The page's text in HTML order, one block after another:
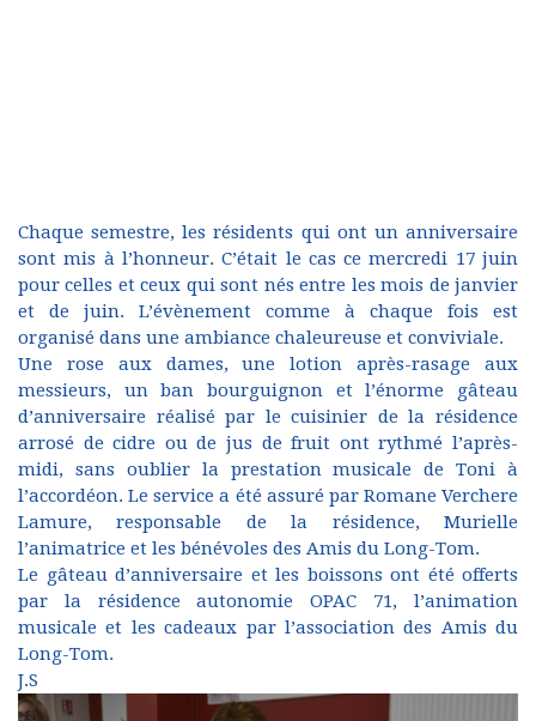
Chaque semestre, les résidents qui ont un anniversaire
sont mis à l’honneur. C’était le cas ce mercredi 17 juin
pour celles et ceux qui sont nés entre les mois de janvier
et de juin. L’évènement comme à chaque fois est
organisé dans une ambiance chaleureuse et conviviale.
Une rose aux dames, une lotion après-rasage aux
messieurs, un ban bourguignon et l’énorme gâteau
d’anniversaire réalisé par le cuisinier de la résidence
arrosé de cidre ou de jus de fruit ont rythmé l’après-
midi, sans oublier la prestation musicale de Toni à
l’accordéon. Le service a été assuré par Romane Verchere
Lamure, responsable de la résidence, Murielle
l’animatrice et les bénévoles des Amis du Long-Tom.
Le gâteau d’anniversaire et les boissons ont été offerts
par la résidence autonomie OPAC 71, l’animation
musicale et les cadeaux par l’association des Amis du
Long-Tom.
J.S